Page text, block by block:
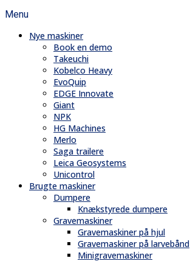
Menu
Nye maskiner
Book en demo
Takeuchi
Kobelco Heavy
EvoQuip
EDGE Innovate
Giant
NPK
HG Machines
Merlo
Saga trailere
Leica Geosystems
Unicontrol
Brugte maskiner
Dumpere
Knækstyrede dumpere
Gravemaskiner
Gravemaskiner på hjul
Gravemaskiner på larvebånd
Minigravemaskiner